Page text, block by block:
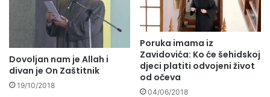
Dovoljan nam je Allah i
divan je On Zaštitnik
19/10/2018
Poruka imama iz
Zavidovića: Ko će šehidskoj
djeci platiti odvojeni život
od očeva
04/06/2018